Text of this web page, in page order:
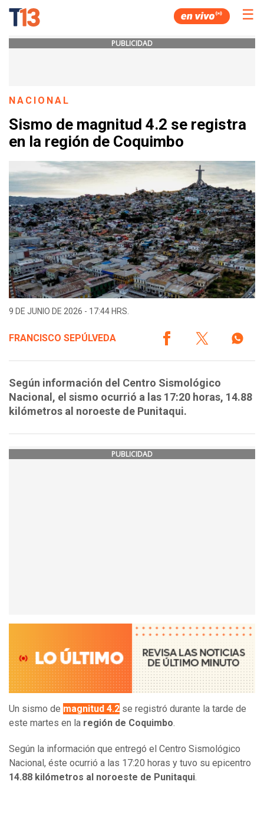
☰
PUBLICIDAD
NACIONAL
Sismo de magnitud 4.2 se registra
en la región de Coquimbo
9 DE JUNIO DE 2026 - 17:44 HRS.
FRANCISCO SEPÚLVEDA
Según información del Centro Sismológico
Nacional, el sismo ocurrió a las 17:20 horas, 14.88
kilómetros al noroeste de Punitaqui.
PUBLICIDAD
Un sismo de magnitud 4.2 se registró durante la tarde de
este martes en la región de Coquimbo.
Según la información que entregó el Centro Sismológico
Nacional, éste ocurrió a las 17:20 horas y tuvo su epicentro
14.88 kilómetros al noroeste de Punitaqui.